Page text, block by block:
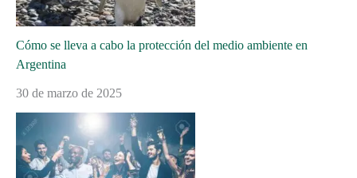
Cómo se lleva a cabo la protección del medio ambiente en
Argentina
30 de marzo de 2025